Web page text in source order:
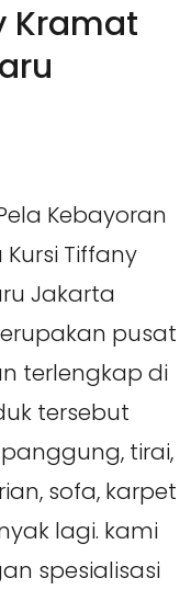
Kramat
Kebayoran
Tiffany
Jakarta
pusat
terlengkap di
tersebut
tirai,
sofa, karpet
lagi. kami
spesialisasi